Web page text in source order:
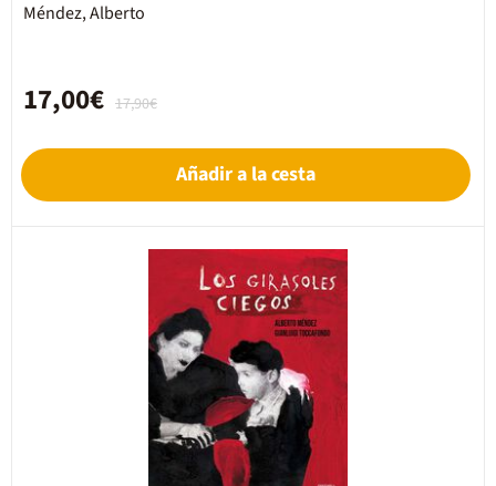
Méndez, Alberto
17,90€
17,00€
Añadir a la cesta